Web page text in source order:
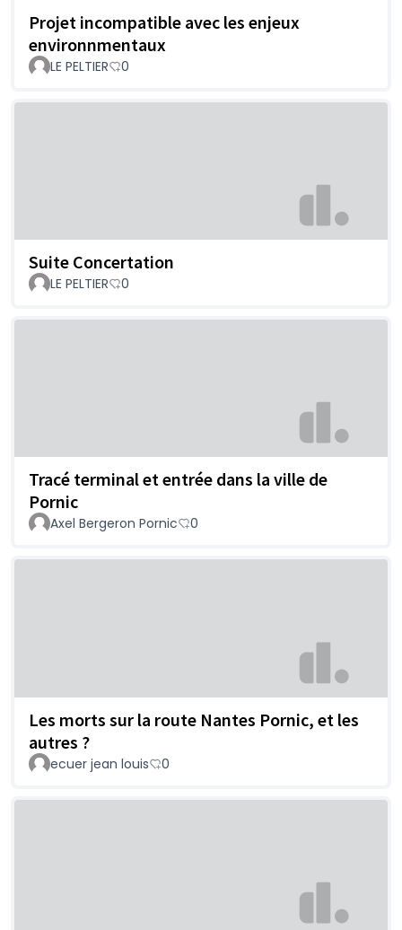
Projet incompatible avec les enjeux
environnmentaux
LE PELTIER 0
Suite Concertation
LE PELTIER 0
Tracé terminal et entrée dans la ville de
Pornic
Axel Bergeron Pornic 0
Les morts sur la route Nantes Pornic, et les
autres ?
ecuer jean louis 0